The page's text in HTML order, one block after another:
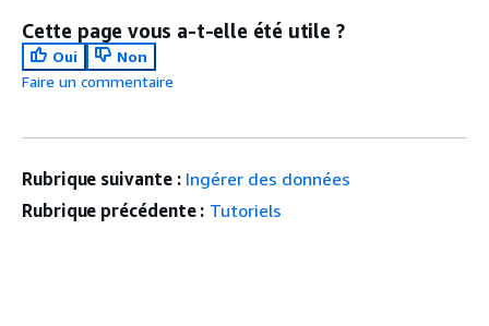
Cette page vous a-t-elle été utile ?
Oui
Non
Faire un commentaire
Rubrique suivante : Ingérer des données
Rubrique précédente : Tutoriels